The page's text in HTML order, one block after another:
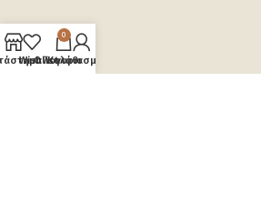
Wishlist
0
Καλάθι
Ο λογαριασμός μου